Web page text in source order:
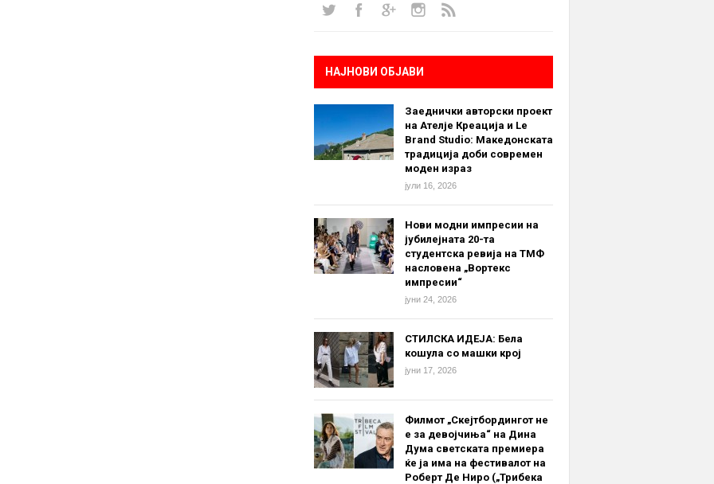
НАЈНОВИ ОБЈАВИ
Заеднички авторски проект
на Ателје Креација и Le
Brand Studio: Македонската
традиција доби современ
моден израз
јули 16, 2026
Нови модни импресии на
јубилејната 20-та
студентска ревија на ТМФ
насловена „Вортекс
импресии“
јуни 24, 2026
СТИЛСКА ИДЕЈА: Бела
кошула со машки крој
јуни 17, 2026
Филмот „Скејтбордингот не
е за девојчиња“ на Дина
Дума светската премиера
ќе ја има на фестивалот на
Роберт Де Ниро („Трибека